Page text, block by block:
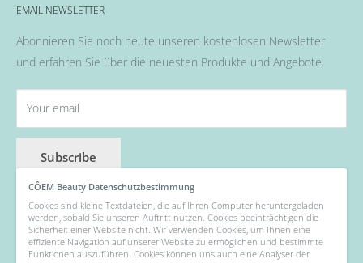
Flüssigkeiten & Versiegelung
Pinsel
Nail Art
Wellness Pflege, Hand & Body Lotions
Zubehör & Hilfsmittel
Angebot der Woche
Allgemeine Geschäftsbedingungen
EMAIL NEWSLETTER
Abonnieren Sie noch heute unseren kostenlosen Newsletter
und erfahren Sie über die neuesten Produkte und Angebote.
Your email
Subscribe
Follow Us
CÔEM Beauty Datenschutzbestimmung
Cookies sind kleine Textdateien, die auf Ihren Computer heruntergeladen
werden, sobald Sie unseren Auftritt nutzen. Cookies beeinträchtigen die
Sicherheit einer Website nicht. Wir verwenden Cookies, um Ihnen eine
effiziente Navigation auf unserer Website zu ermöglichen und bestimmte
Funktionen auszuführen. Cookies können uns auch eine Analyser der